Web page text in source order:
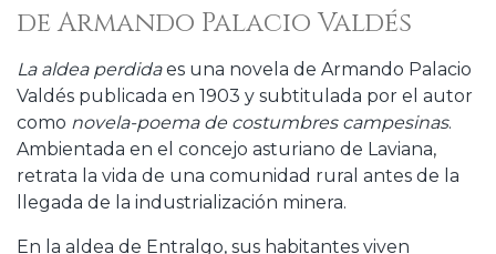
de Armando Palacio Valdés
La aldea perdidaes una novela de Armando Palacio
Valdés publicada en 1903 y subtitulada por el autor
como novela-poema de costumbres campesinas.
Ambientada en el concejo asturiano de Laviana,
retrata la vida de una comunidad rural antes de la
llegada de la industrialización minera.
En la aldea de Entralgo, sus habitantes viven